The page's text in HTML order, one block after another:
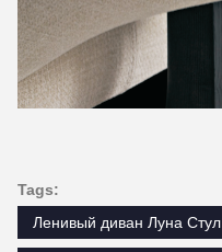
Tags:
Ленивый диван Луна Стул